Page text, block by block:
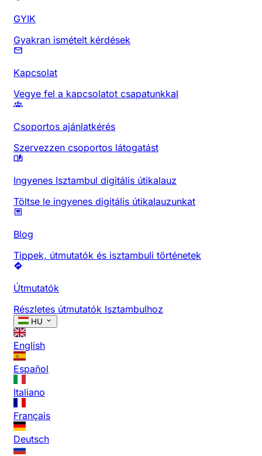
GYIK
Gyakran ismételt kérdések
Kapcsolat
Vegye fel a kapcsolatot csapatunkkal
Csoportos ajánlatkérés
Szervezzen csoportos látogatást
Ingyenes Isztambul digitális útikalauz
Töltse le ingyenes digitális útikalauzunkat
Blog
Tippek, útmutatók és isztambuli történetek
Útmutatók
Részletes útmutatók Isztambulhoz
HU
English
Español
Italiano
Français
Deutsch